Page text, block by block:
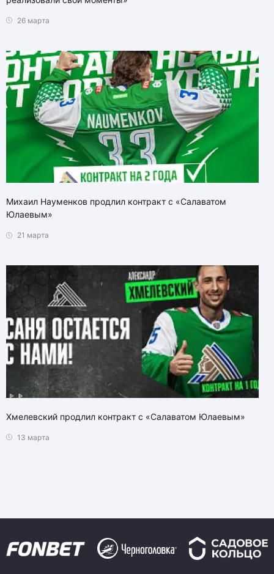
26 марта
Михаил Науменков продлил контракт с «Салаватом
Юлаевым»
21 марта
Хмелевский продлил контракт с «Салаватом Юлаевым»
13 марта